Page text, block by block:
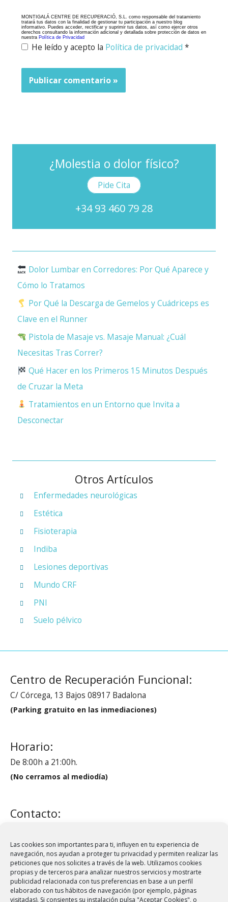
Las cookies son importantes para ti, influyen en tu experiencia de
navegación, nos ayudan a proteger tu privacidad y permiten realizar las
peticiones que nos solicites a través de la web. Utilizamos cookies
propias y de terceros para analizar nuestros servicios y mostrarte
publicidad relacionada con tus preferencias en base a un perfil
elaborado con tus hábitos de navegación (por ejemplo, páginas
visitadas). Si consientes su instalación pulsa "Aceptar Cookies", o
MONTIGALÁ CENTRE DE RECUPERACIÓ, S.L. como responsable del tratamiento
tratará tus datos con la finalidad de gestionar tu participación a nuestro blog
informativo. Puedes acceder, rectificar y suprimir tus datos, así como ejercer otros
derechos consultando la información adicional y detallada sobre protección de datos en
nuestra Política de Privacidad
He leído y acepto la Política de privacidad *
¿Molestia o dolor físico?
Pide Cita
+34 93 460 79 28
Dolor Lumbar en Corredores: Por Qué Aparece y
Cómo lo Tratamos
Por Qué la Descarga de Gemelos y Cuádriceps es
Clave en el Runner
Pistola de Masaje vs. Masaje Manual: ¿Cuál
Necesitas Tras Correr?
Qué Hacer en los Primeros 15 Minutos Después
de Cruzar la Meta
Tratamientos en un Entorno que Invita a
Desconectar
Otros Artículos
Enfermedades neurológicas
Estética
Fisioterapia
Indiba
Lesiones deportivas
Mundo CRF
PNI
Suelo pélvico
Centro de Recuperación Funcional:
C/ Córcega, 13 Bajos 08917 Badalona
(Parking gratuito en las inmediaciones)
Horario:
De 8:00h a 21:00h.
(No cerramos al mediodía)
Contacto:
Tel.:93 460 79 28
Fax: 93 399 62 20
Síguenos: